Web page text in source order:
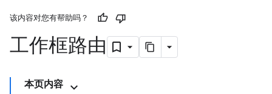
该内容对您有帮助吗？
工作框路由
本页内容